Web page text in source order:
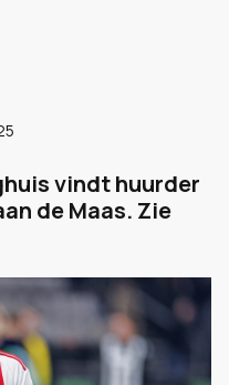
vindt huurder
de Maas. Zie